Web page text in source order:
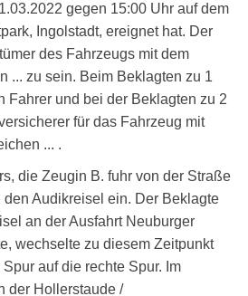
gegen 15:00 Uhr auf dem
Ingolstadt, ereignet hat. Der
des Fahrzeugs mit dem
... zu sein. Beim Beklagten zu 1
Fahrer und bei der Beklagten zu 2
für das Fahrzeug mit
... .
die Zeugin B. fuhr von der Straße
Audikreisel ein. Der Beklagte
an der Ausfahrt Neuburger
wechselte zu diesem Zeitpunkt
auf die rechte Spur. Im
der Hollerstaude /